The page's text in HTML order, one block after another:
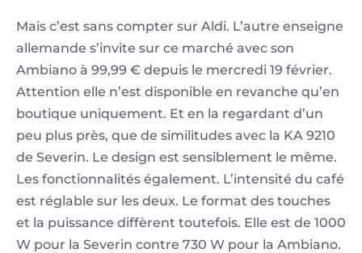
Mais c’est sans compter sur Aldi. L’autre enseigne
allemande s’invite sur ce marché avec son
Ambiano à 99,99 € depuis le mercredi 19 février.
Attention elle n’est disponible en revanche qu’en
boutique uniquement. Et en la regardant d’un
peu plus près, que de similitudes avec la KA 9210
de Severin. Le design est sensiblement le même.
Les fonctionnalités également. L’intensité du café
est réglable sur les deux. Le format des touches
et la puissance diffèrent toutefois. Elle est de 1000
W pour la Severin contre 730 W pour la Ambiano.